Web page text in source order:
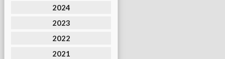
2024
2023
2022
2021